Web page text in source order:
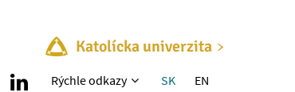
Katolícka univerzita
Rýchle menu
Rýchle odkazy SK EN